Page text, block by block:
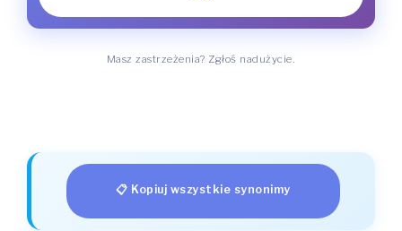
Masz zastrzeżenia? Zgłoś nadużycie.
📋 Kopiuj wszystkie synonimy